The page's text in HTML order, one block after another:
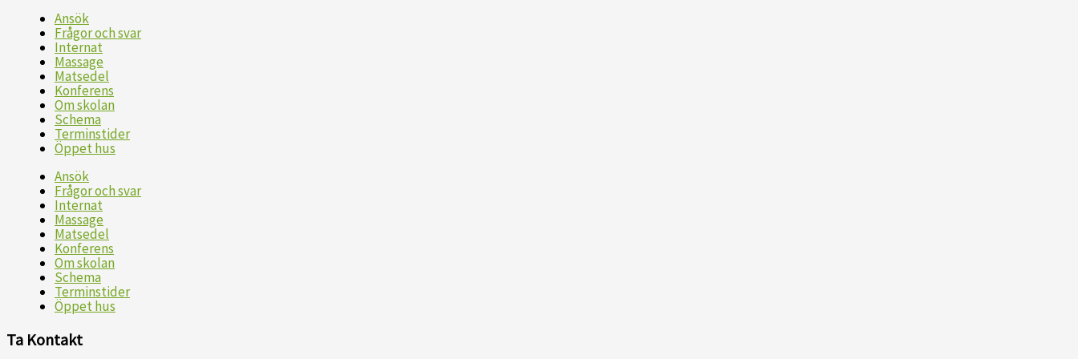
Ansök
Frågor och svar
Internat
Massage
Matsedel
Konferens
Om skolan
Schema
Terminstider
Öppet hus
Ansök
Frågor och svar
Internat
Massage
Matsedel
Konferens
Om skolan
Schema
Terminstider
Öppet hus
Ta Kontakt